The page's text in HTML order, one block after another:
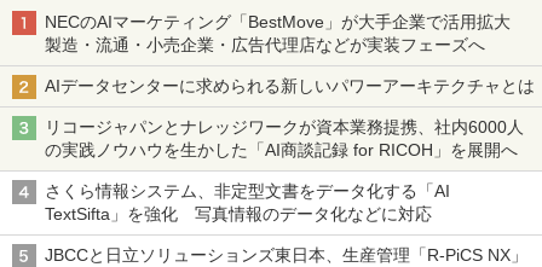
NECのAIマーケティング「BestMove」が大手企業で活用拡大
製造・流通・小売企業・広告代理店などが実装フェーズへ
AIデータセンターに求められる新しいパワーアーキテクチャとは
リコージャパンとナレッジワークが資本業務提携、社内6000人
の実践ノウハウを生かした「AI商談記録 for RICOH」を展開へ
さくら情報システム、非定型文書をデータ化する「AI
TextSifta」を強化 写真情報のデータ化などに対応
JBCCと日立ソリューションズ東日本、生産管理「R-PiCS NX」